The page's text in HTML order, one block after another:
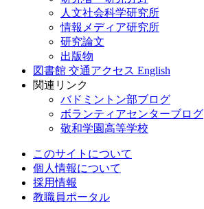
人文社会科学研究所
情報メディア研究所
研究論文
出版物
図書館 交通アクセス English
関連リンク
バドミントン部ブログ
ボランティアセンターブログ
敬和学園高等学校
このサイトについて
個人情報について
採用情報
教職員ポータル